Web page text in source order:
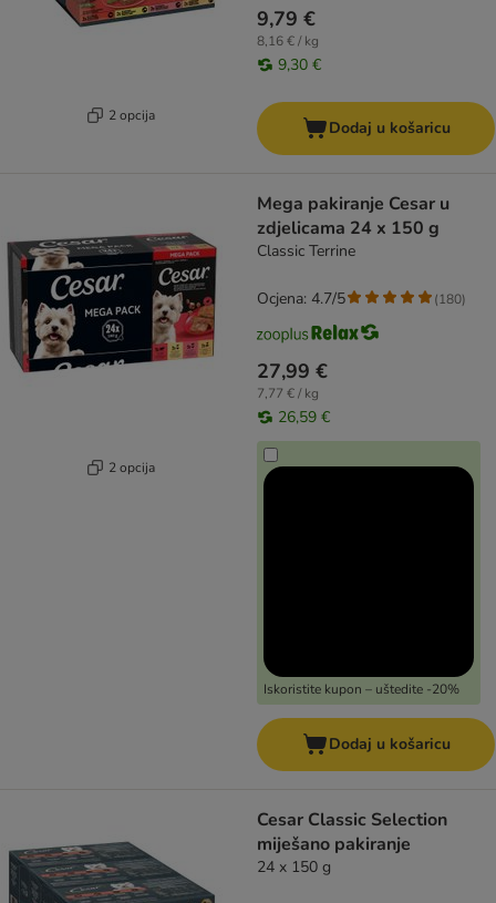
2 opcija
9,79 €
8,16 € / kg
9,30 €
Dodaj u košaricu
2 opcija
Mega pakiranje Cesar u
zdjelicama 24 x 150 g
Classic Terrine
27,99 €
7,77 € / kg
26,59 €
Iskoristite kupon – uštedite -20%
Ocjena: 4.7/5 (180)
Dodaj u košaricu
Cesar Classic Selection
miješano pakiranje
24 x 150 g